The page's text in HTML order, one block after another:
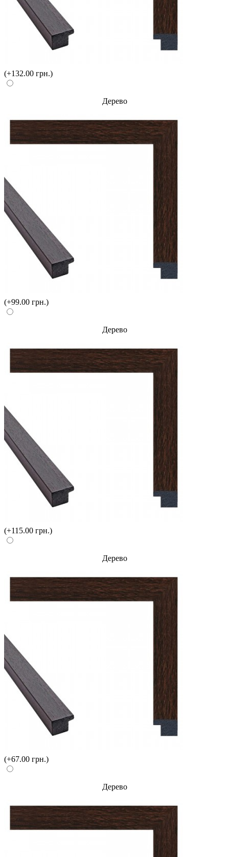
(+132.00 грн.)
Дерево
(+99.00 грн.)
Дерево
(+115.00 грн.)
Дерево
(+67.00 грн.)
Дерево